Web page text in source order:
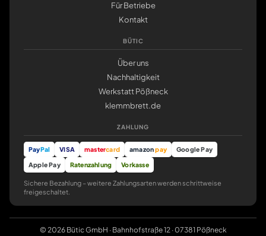
Für Betriebe
Kontakt
BÜTIC
Über uns
Nachhaltigkeit
Werkstatt Pößneck
klemmbrett.de
ZAHLUNG
PayPal VISA mastercard amazonpay
Google Pay
Apple Pay
Ratenzahlung Vorkasse
Sichere Bezahlung – weitere Zahlungsarten werden schrittweise
freigeschaltet.
© 2026 Bütic GmbH · Bahnhofstraße 12 · 07381 Pößneck